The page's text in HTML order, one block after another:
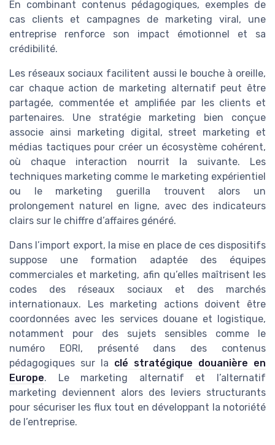
En combinant contenus pédagogiques, exemples de
cas clients et campagnes de marketing viral, une
entreprise renforce son impact émotionnel et sa
crédibilité.
Les réseaux sociaux facilitent aussi le bouche à oreille,
car chaque action de marketing alternatif peut être
partagée, commentée et amplifiée par les clients et
partenaires. Une stratégie marketing bien conçue
associe ainsi marketing digital, street marketing et
médias tactiques pour créer un écosystème cohérent,
où chaque interaction nourrit la suivante. Les
techniques marketing comme le marketing expérientiel
ou le marketing guerilla trouvent alors un
prolongement naturel en ligne, avec des indicateurs
clairs sur le chiffre d’affaires généré.
Dans l’import export, la mise en place de ces dispositifs
suppose une formation adaptée des équipes
commerciales et marketing, afin qu’elles maîtrisent les
codes des réseaux sociaux et des marchés
internationaux. Les marketing actions doivent être
coordonnées avec les services douane et logistique,
notamment pour des sujets sensibles comme le
numéro EORI, présenté dans des contenus
pédagogiques sur la clé stratégique douanière en
Europe. Le marketing alternatif et l’alternatif
marketing deviennent alors des leviers structurants
pour sécuriser les flux tout en développant la notoriété
de l’entreprise.